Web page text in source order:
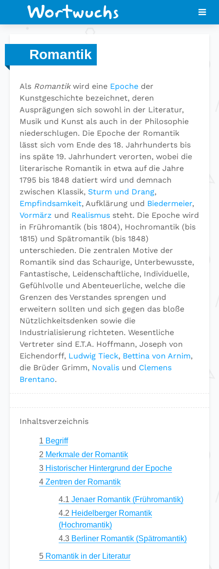
Romantik
Als Romantikwird eine Epoche der
Kunstgeschichte bezeichnet, deren
Ausprägungen sich sowohl in der Literatur,
Musik und Kunst als auch in der Philosophie
niederschlugen. Die Epoche der Romantik
lässt sich vom Ende des 18. Jahrhunderts bis
ins späte 19. Jahrhundert verorten, wobei die
literarische Romantik in etwa auf die Jahre
1795 bis 1848 datiert wird und demnach
zwischen Klassik, Sturm und Drang,
Empfindsamkeit, Aufklärung und Biedermeier,
Vormärz und Realismus steht. Die Epoche wird
in Frühromantik (bis 1804), Hochromantik (bis
1815) und Spätromantik (bis 1848)
unterschieden. Die zentralen Motive der
Romantik sind das Schaurige, Unterbewusste,
Fantastische, Leidenschaftliche, Individuelle,
Gefühlvolle und Abenteuerliche, welche die
Grenzen des Verstandes sprengen und
erweitern sollten und sich gegen das bloße
Nützlichkeitsdenken sowie die
Industrialisierung richteten. Wesentliche
Vertreter sind E.T.A. Hoffmann, Joseph von
Eichendorff, Ludwig Tieck, Bettina von Arnim,
die Brüder Grimm, Novalis und Clemens
Brentano.
Inhaltsverzeichnis
1 Begriff
2 Merkmale der Romantik
3 Historischer Hintergrund der Epoche
4 Zentren der Romantik
4.1 Jenaer Romantik (Frühromantik)
4.2 Heidelberger Romantik
(Hochromantik)
4.3 Berliner Romantik (Spätromantik)
5 Romantik in der Literatur